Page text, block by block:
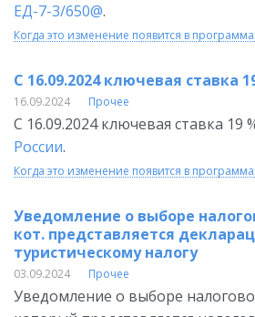
ЕД-7-3/650@.
Когда это изменение появится в
С 16.09.2024 ключевая ставка
16.09.2024 Прочее
С 16.09.2024 ключевая ставка 19
России.
Когда это изменение появится в
Уведомление о выборе
кот. представляется
туристическому налогу
03.09.2024 Прочее
Уведомление о выборе